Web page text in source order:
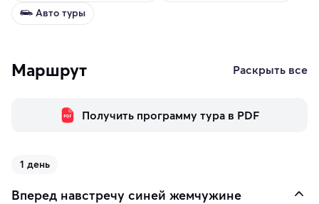
Авто туры
Маршрут Раскрыть все
Получить программу тура в PDF
1 день
Вперед навстречу синей жемчужине